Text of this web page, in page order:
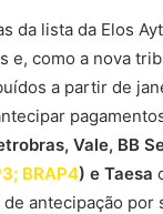
da lista da Elos
e, como a nova
a partir de
Vale, BB
BRAP4) e Taesa
antecipação por